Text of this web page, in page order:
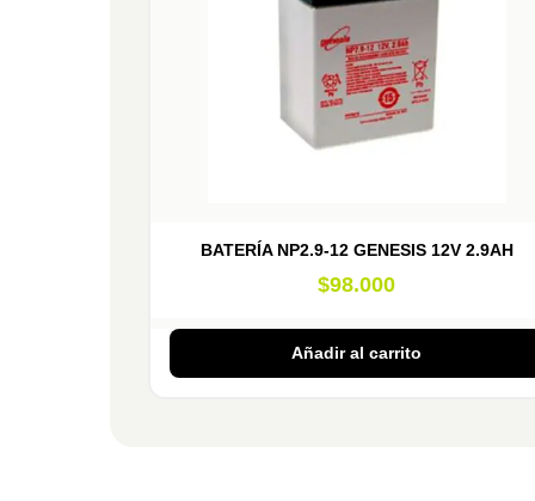
BATERÍA NP2.9-12 GENESIS 12V 2.9AH
$98.000
Añadir al carrito